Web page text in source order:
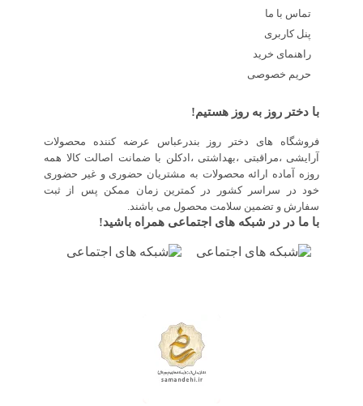
تماس با ما
پنل کاربری
راهنمای خرید
حریم خصوصی
با دختر روز به روز هستیم!
فروشگاه های دختر روز بندرعباس عرضه کننده محصولات
آرایشی ،مراقبتی ،بهداشتی ،ادکلن با ضمانت اصالت کالا همه
روزه آماده ارائه محصولات به مشتریان حضوری و غیر حضوری
خود در سراسر کشور در کمترین زمان ممکن پس از ثبت
سفارش و تضمین سلامت محصول می باشند.
با ما در در شبکه های اجتماعی همراه باشید!